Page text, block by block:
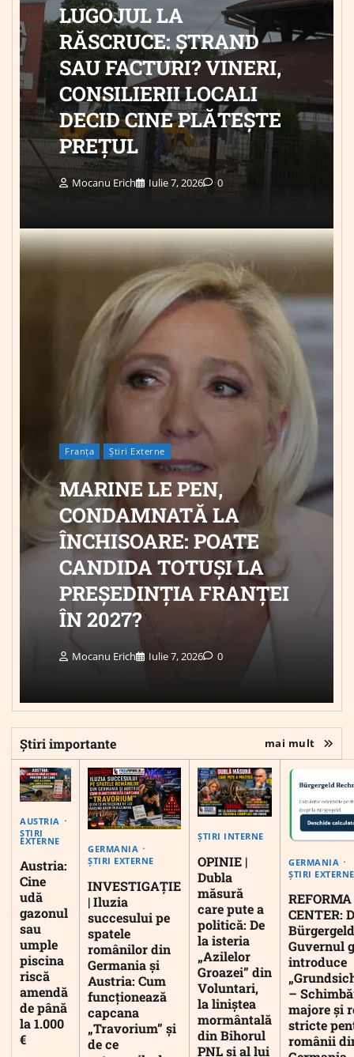
LUGOJUL LA
RĂSCRUCE: ȘTRAND
SAU FACTURI? VINERI,
CONSILIERII LOCALI
DECID CINE PLĂTEȘTE
PREȚUL
Mocanu Erich Iulie 7, 2026 0
Franța Știri Externe
MARINE LE PEN,
CONDAMNATĂ LA
ÎNCHISOARE: POATE
CANDIDA TOTUȘI LA
PREȘEDINȚIA FRANȚEI
ÎN 2027?
Mocanu Erich Iulie 7, 2026 0
Știri importante mai mult
AUSTRIA
ȘTIRI
EXTERNE
Austria:
Cine
udă
gazonul
sau
umple
piscina
riscă
amendă
de până
la 1.000
€
GERMANIA
ȘTIRI EXTERNE
INVESTIGAȚIE
| Iluzia
succesului pe
spatele
românilor din
Germania și
Austria: Cum
funcționează
capcana
„Travorium” și
de ce
ȘTIRI INTERNE
OPINIE |
Dubla
măsură
care pute a
politică: De
la isteria
„Azilelor
Groazei” din
Voluntari,
la liniștea
mormântală
din Bihorul
PNL și al lui
GERMANIA
ȘTIRI EXTERNE
CENTER:
Guvernul
introduce
–
majore și
stricte
românii